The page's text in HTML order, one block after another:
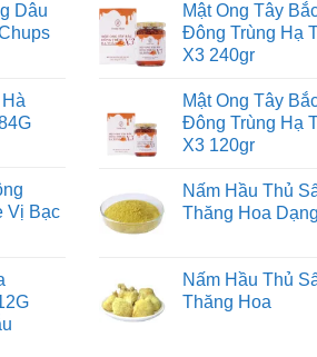
Dâu
Vị Bạc
Mật Ong Tây
Đông Trùng Hạ
X3 240gr
Mật Ong Tây
Đông Trùng Hạ
X3 120gr
Nấm Hầu Thủ
Thăng Hoa
Nấm Hầu Thủ
Thăng Hoa